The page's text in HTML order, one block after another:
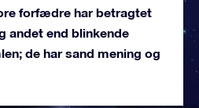
forfædre har betragtet
andet end blinkende
de har sand mening og